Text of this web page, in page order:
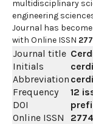
multidisciplinary
engineering
Journal has
with Online ISSN
Journal title
Initials
Abbreviation
Frequency
12
DOI
Online ISSN